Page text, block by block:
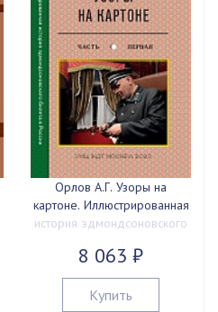
Орлов А.Г. Узоры на
картоне. Иллюстрированная
история эдмондсоновского
208 с.
8 063 ₽
Купить